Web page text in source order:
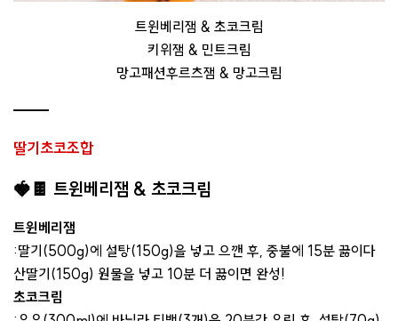
트윈베리잼 & 초코크림
키위잼 & 민트크림
망고패션후르츠잼 & 망고크림
딸기초코조합
🍓🍫 트윈베리잼 & 초코크림
트윈베리잼
:딸기(500g)에 설탕(150g)을 넣고 으깬 후, 중불에 15분 끓이다
산딸기(150g) 원물을 넣고 10분 더 끓이면 완성!
초코크림